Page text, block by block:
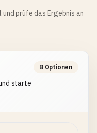
prüfe das Ergebnis an
starte
8 Optionen